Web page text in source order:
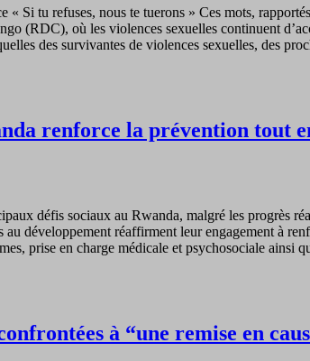
Si tu refuses, nous te tuerons » Ces mots,
(RDC), où les violences sexuelles continuent
des survivantes de violences sexuelles, des
renforce la prévention tout
défis sociaux au Rwanda, malgré les progrès
développement réaffirment leur engagement à
prise en charge médicale et psychosociale ainsi
à “une remise en